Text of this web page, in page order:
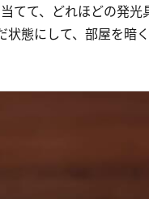
てて、どれほどの発光
状態にして、部屋を暗